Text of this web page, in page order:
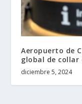
Aeropuerto de
global de collar
diciembre 5, 2024